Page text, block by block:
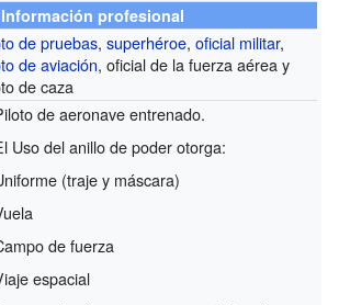
Información profesional
de pruebas,superhéroe,oficial militar,
de aviación, oficial de la fuerza aérea y
de caza
de aeronave entrenado.
Uso del anillo de poder otorga:
(traje y máscara)
de fuerza
espacial